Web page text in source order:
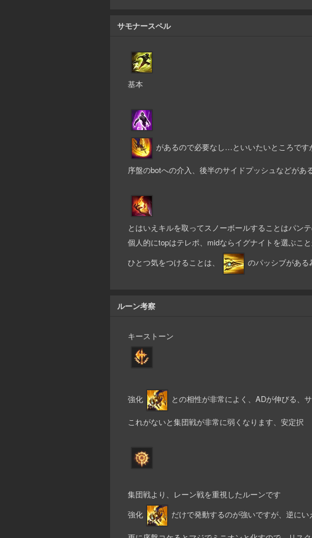
サモナースペル
基本
があるので必要なし…といいたいところです
序盤のbotへの介入、後半のサイドプッシュなどがあ
とはいえキルを取ってスノーボールすることはパン
個人的にtopはテレポ、midならイグナイトを選ぶこ
ひとつ気をつけることは、
のパッシブがある
ルーン考察
キーストーン
強化 との相性が非常によく、ADが伸びる、
これがないと集団戦が非常に弱くなります、安定択
集団戦より、レーン戦を重視したルーンです
強化
だけで発動するのが強いですが、逆にい